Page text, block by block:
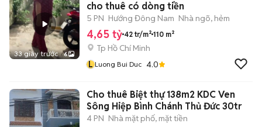
33 giây trước 6
cho thuê có dòng tiền
5 PN Hướng Đông Nam Nhà ngõ, hẻm
4,65 tỷ 42 tr/m² 110 m²
Tp Hồ Chí Minh
L Luong Bui Duc 4.0
Cho thuê Biệt thự 138m2 KDC Ven
Sông Hiệp Bình Chánh Thủ Đức 30tr
4 PN Nhà mặt phố, mặt tiền